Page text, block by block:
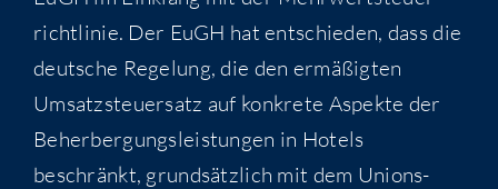
richt­li­nie. Der EuGH hat ent­schie­den, dass die
deut­sche Rege­lung, die den ermä­ßig­ten
Umsatz­steu­er­satz auf kon­kre­te Aspek­te der
Beher­ber­gungs­leis­tun­gen in Hotels
beschränkt, grund­sätz­lich mit dem Uni­ons­